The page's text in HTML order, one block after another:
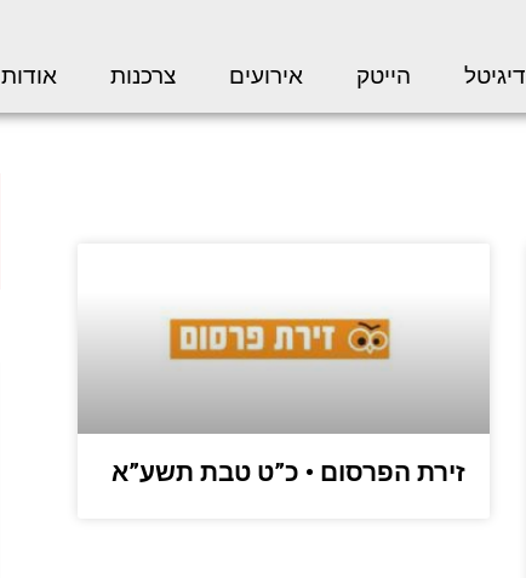
דיגיטל הייטק אירועים צרכנות אודות
זירת הפרסום • כ”ט טבת תשע”א